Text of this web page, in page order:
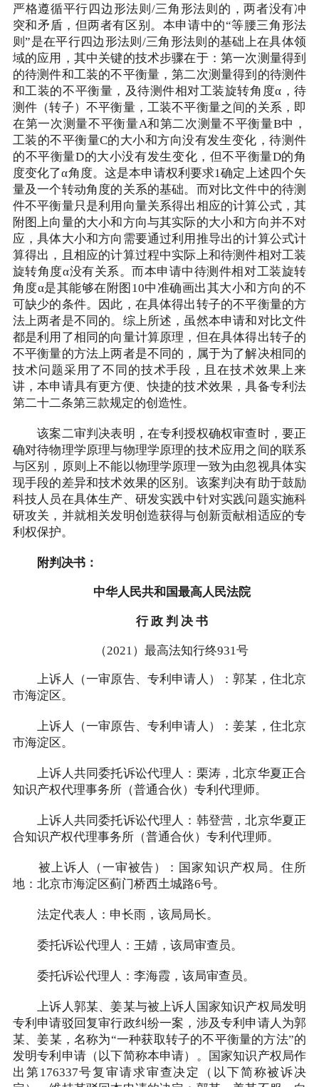
严格遵循平行四边形法则/三角形法则的，两者没有冲
突和矛盾，但两者有区别。本申请中的“等腰三角形法
则”是在平行四边形法则/三角形法则的基础上在具体领
域的应用，其中关键的技术步骤在于：第一次测量得到
的待测件和工装的不平衡量，第二次测量得到的待测件
和工装的不平衡量，及待测件相对工装旋转角度α，待
测件（转子）不平衡量，工装不平衡量之间的关系，即
在第一次测量不平衡量A和第二次测量不平衡量B中，
工装的不平衡量C的大小和方向没有发生变化，待测件
的不平衡量D的大小没有发生变化，但不平衡量D的角
度变化了α角度。这是本申请权利要求1确定上述四个矢
量及一个转动角度的关系的基础。而对比文件中的待测
件不平衡量只是利用向量关系得出相应的计算公式，其
附图上向量的大小和方向与其实际的大小和方向并不对
应，具体大小和方向需要通过利用推导出的计算公式计
算得出，且相应的计算过程中实际上和待测件相对工装
旋转角度α没有关系。而本申请中待测件相对工装旋转
角度α是其能够在附图10中准确画出其大小和方向的不
可缺少的条件。因此，在具体得出转子的不平衡量的方
法上两者是不同的。综上所述，虽然本申请和对比文件
都是利用了相同的向量计算原理，但在具体得出转子的
不平衡量的方法上两者是不同的，属于为了解决相同的
技术问题采用了不同的技术手段，且在技术效果上来
讲，本申请具有更方便、快捷的技术效果，具备专利法
第二十二条第三款规定的创造性。
该案二审判决表明，在专利授权确权审查时，要正
确对待物理学原理与物理学原理的技术应用之间的联系
与区别，原则上不能以物理学原理一致为由忽视具体实
现手段的差异和技术效果的区别。该案判决有助于鼓励
科技人员在具体生产、研发实践中针对实践问题实施科
研攻关，并就相关发明创造获得与创新贡献相适应的专
利权保护。
附判决书：
中华人民共和国最高人民法院
行 政 判 决 书
（2021）最高法知行终931号
上诉人（一审原告、专利申请人）：郭某，住北京
市海淀区。
上诉人（一审原告、专利申请人）：姜某，住北京
市海淀区。
上诉人共同委托诉讼代理人：栗涛，北京华夏正合
知识产权代理事务所（普通合伙）专利代理师。
上诉人共同委托诉讼代理人：韩登营，北京华夏正
合知识产权代理事务所（普通合伙）专利代理师。
被上诉人（一审被告）：国家知识产权局。住所
地：北京市海淀区蓟门桥西土城路6号。
法定代表人：申长雨，该局局长。
委托诉讼代理人：王婧，该局审查员。
委托诉讼代理人：李海霞，该局审查员。
上诉人郭某、姜某与被上诉人国家知识产权局发明
专利申请驳回复审行政纠纷一案，涉及专利申请人为郭
某、姜某，名称为“一种获取转子的不平衡量的方法”的
发明专利申请（以下简称本申请）。国家知识产权局作
出第176337号复审请求审查决定（以下简称被诉决